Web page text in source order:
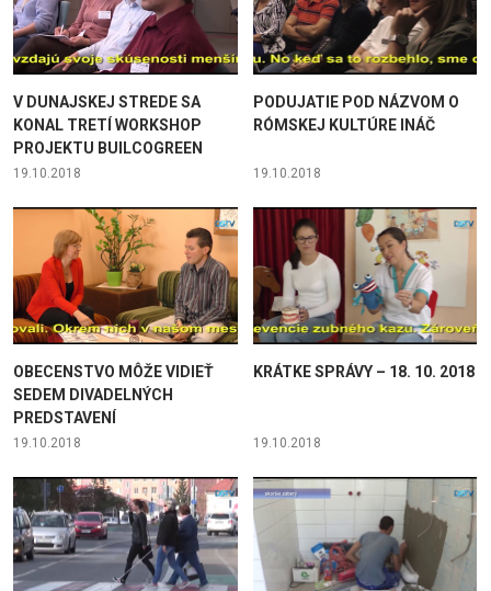
V DUNAJSKEJ STREDE SA
KONAL TRETÍ WORKSHOP
PROJEKTU BUILCOGREEN
19.10.2018
PODUJATIE POD NÁZVOM O
RÓMSKEJ KULTÚRE INÁČ
19.10.2018
OBECENSTVO MÔŽE VIDIEŤ
SEDEM DIVADELNÝCH
PREDSTAVENÍ
19.10.2018
KRÁTKE SPRÁVY – 18. 10. 2018
19.10.2018